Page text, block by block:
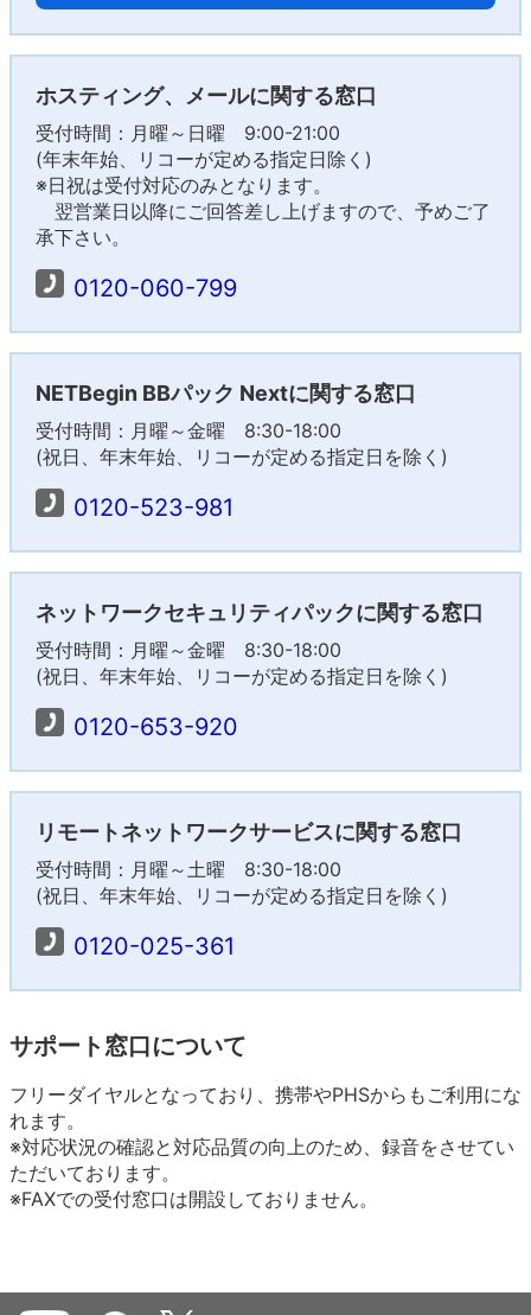
ホスティング、メールに関する窓口
受付時間：月曜～日曜 9:00-21:00
(年末年始、リコーが定める指定日除く)
※日祝は受付対応のみとなります。
翌営業日以降にご回答差し上げますので、予めご了
承下さい。
0120-060-799
NETBegin BBパック Nextに関する窓口
受付時間：月曜～金曜 8:30-18:00
(祝日、年末年始、リコーが定める指定日を除く)
0120-523-981
ネットワークセキュリティパックに関する窓口
受付時間：月曜～金曜 8:30-18:00
(祝日、年末年始、リコーが定める指定日を除く)
0120-653-920
リモートネットワークサービスに関する窓口
受付時間：月曜～土曜 8:30-18:00
(祝日、年末年始、リコーが定める指定日を除く)
0120-025-361
サポート窓口について
フリーダイヤルとなっており、携帯やPHSからもご利用にな
れます。
※対応状況の確認と対応品質の向上のため、録音をさせてい
ただいております。
※FAXでの受付窓口は開設しておりません。